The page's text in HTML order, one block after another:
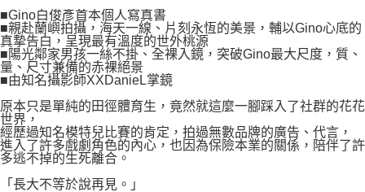
■Gino白俊彥首本個人寫真書
■親赴蘭嶼拍攝，海天一線、片刻永恆的美景，輔以Gino心底的
真摯告白，呈現最有溫度的世外桃源
■陽光鄰家男孩一絲不掛、全裸入鏡，突破Gino最大尺度，質、
量、尺寸兼備的赤裸絕景
■由知名攝影師XXDanieL掌鏡
原本只是單純的田徑體育生，竟然就這麼一腳踩入了社群的花花
世界，
經歷過知名模特兒比賽的肯定，拍過無數品牌的廣告、代言，
進入了許多戲劇角色的內心，也因為保險本業的關係，陪伴了許
多逃不掉的生死離合。
「長大不等於說再見。」